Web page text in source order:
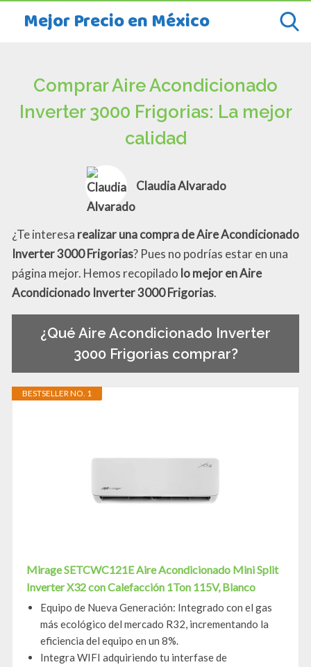
Mejor Precio en México
Comprar Aire Acondicionado
Inverter 3000 Frigorias: La mejor
calidad
Claudia Alvarado
¿Te interesa realizar una compra de Aire Acondicionado
Inverter 3000 Frigorias? Pues no podrías estar en una
página mejor. Hemos recopilado lo mejor en Aire
Acondicionado Inverter 3000 Frigorias.
¿Qué Aire Acondicionado Inverter
3000 Frigorias comprar?
BESTSELLER NO. 1
Mirage SETCWC121E Aire Acondicionado Mini Split
Inverter X32 con Calefacción 1Ton 115V, Blanco
Equipo de Nueva Generación: Integrado con el gas
más ecológico del mercado R32, incrementando la
eficiencia del equipo en un 8%.
Integra WIFI adquiriendo tu interfase de